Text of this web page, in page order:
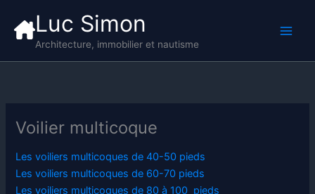
contenu
Luc Simon
Architecture, immobilier et nautisme
Voilier multicoque
Les voiliers multicoques de 40-50 pieds
Les voiliers multicoques de 60-70 pieds
Les voiliers multicoques de 80 à 100 pieds